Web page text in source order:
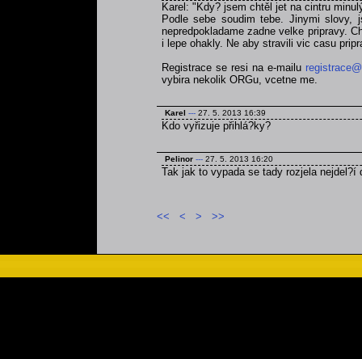
Karel: "Kdy? jsem chtěl jet na cintru
Podle sebe soudim tebe. Jinymi
nepredpokladame zadne velke pripravy.
i lepe ohakly. Ne aby stravili vic casu
Registrace se resi na e-mailu
vybira nekolik ORGu, vcetne me.
Karel --- 27. 5. 2013 16:39
Kdo vyřizuje přihlá?ky?
Pelinor --- 27. 5. 2013 16:20
Tak jak to vypada se tady rozjela nejdel?í
<< < > >>